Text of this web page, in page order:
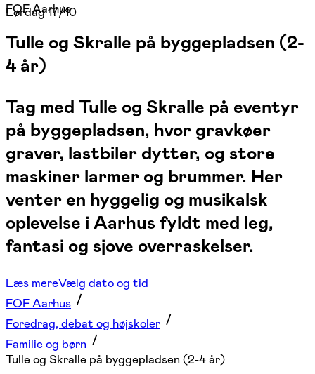
Lørdag 17/10
FOF Aarhus
Tulle og Skralle på byggepladsen (2-
4 år)
Tag med Tulle og Skralle på eventyr
på byggepladsen, hvor gravkøer
graver, lastbiler dytter, og store
maskiner larmer og brummer. Her
venter en hyggelig og musikalsk
oplevelse i Aarhus fyldt med leg,
fantasi og sjove overraskelser.
Læs mereVælg dato og tid
FOF Aarhus
Foredrag, debat og højskoler
Familie og børn
Tulle og Skralle på byggepladsen (2-4 år)